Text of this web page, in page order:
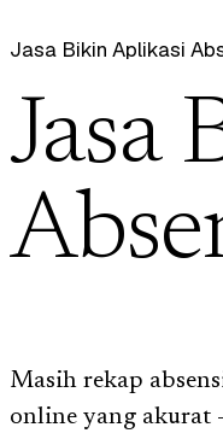
Jasa Bikin Aplikasi
Jasa
Masih rekap
online yang akurat